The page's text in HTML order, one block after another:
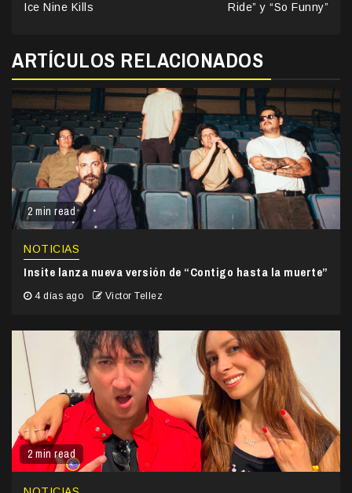
Ice Nine Kills
Ride” y “So Funny”
ARTÍCULOS RELACIONADOS
2 min read
NOTICIAS
Insite lanza nueva versión de “Contigo hasta la muerte”
4 días ago Victor Tellez
2 min read